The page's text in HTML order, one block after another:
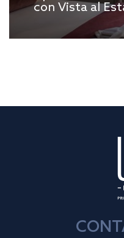
con Vista al